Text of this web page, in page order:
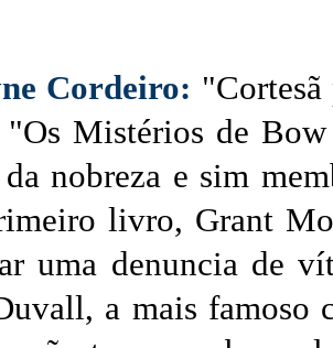
Cordeiro:
"Os Mistérios de
da nobreza e sim
livro, Grant
uma denuncia de
a mais famoso